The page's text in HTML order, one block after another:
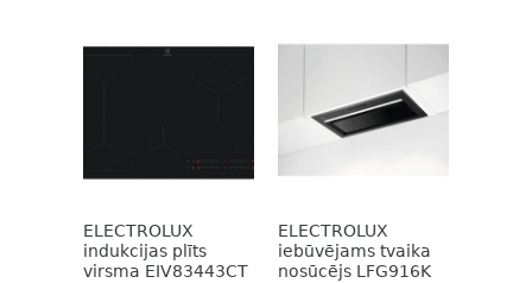
ELECTROLUX
indukcijas plīts
virsma EIV83443CT
ELECTROLUX
iebūvējams tvaika
nosūcējs LFG916K